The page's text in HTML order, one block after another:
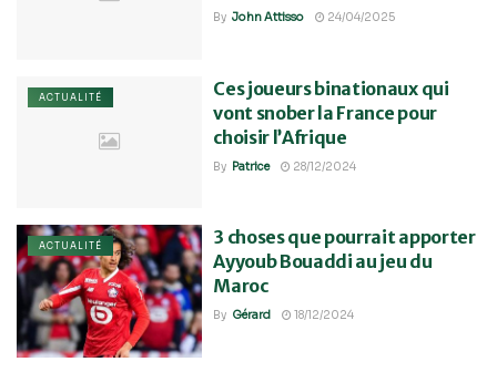
By John Attisso 24/04/2025
ACTUALITÉ
Ces joueurs binationaux qui
vont snober la France pour
choisir l’Afrique
By Patrice 28/12/2024
ACTUALITÉ
3 choses que pourrait apporter
Ayyoub Bouaddi au jeu du
Maroc
By Gérard 18/12/2024